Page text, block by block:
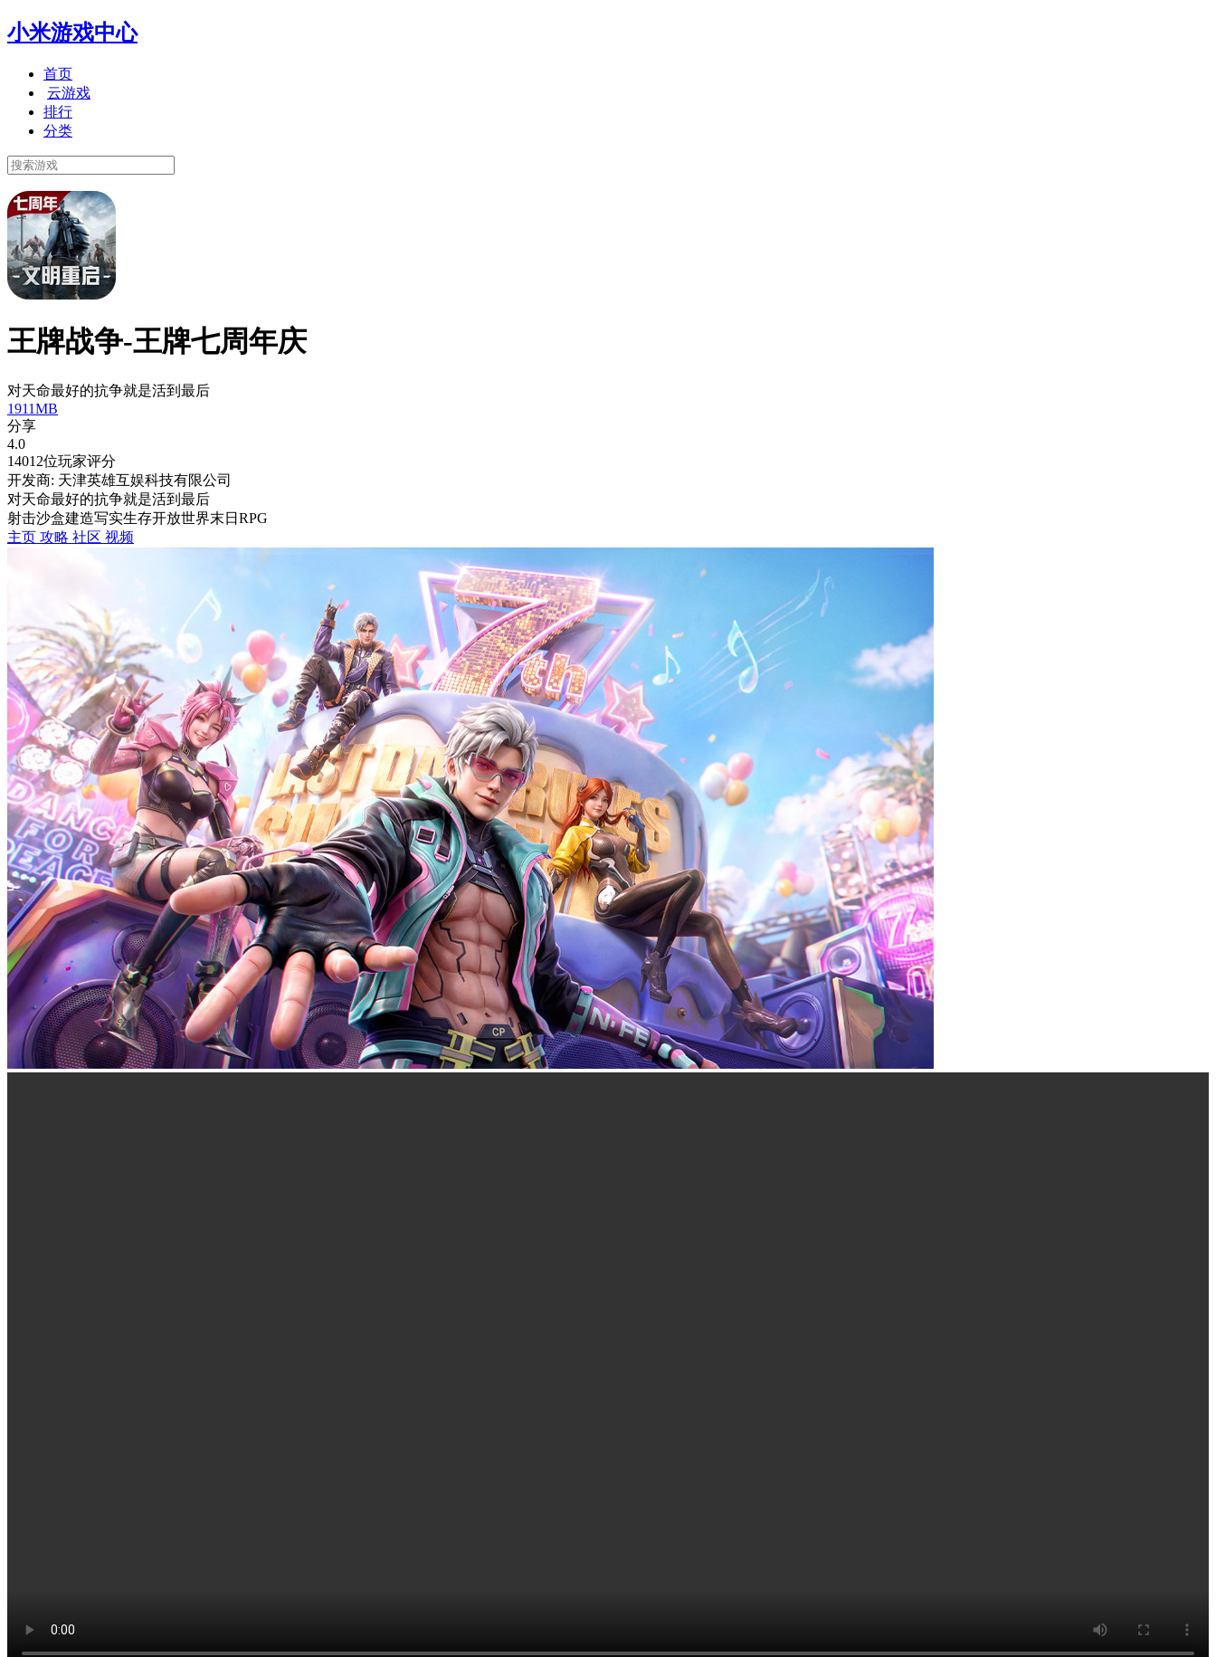
小米游戏中心
首页
云游戏
排行
分类
王牌战争-王牌七周年庆
对天命最好的抗争就是活到最后
1911MB
分享
4.0
14012位玩家评分
开发商: 天津英雄互娱科技有限公司
对天命最好的抗争就是活到最后
射击沙盒建造写实生存开放世界末日 RPG
主页 攻略 社区 视频